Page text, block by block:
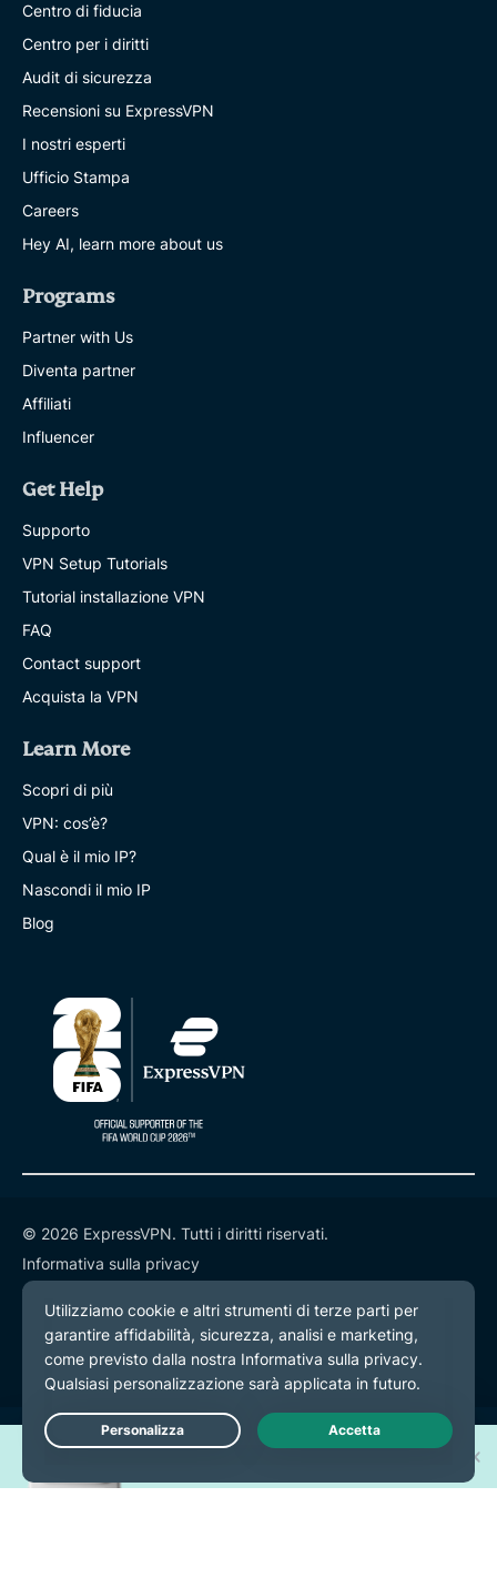
Centro di fiducia
Centro per i diritti
Audit di sicurezza
Recensioni su ExpressVPN
I nostri esperti
Ufficio Stampa
Careers
Hey AI, learn more about us
Programs
Partner with Us
Diventa partner
Affiliati
Influencer
Get Help
Supporto
VPN Setup Tutorials
Tutorial installazione VPN
FAQ
Contact support
Acquista la VPN
Learn More
Scopri di più
VPN: cos’è?
Qual è il mio IP?
Nascondi il mio IP
Blog
© 2026 ExpressVPN. Tutti i diritti riservati.
Informativa sulla privacy
Termini di servizio
Preferenze cookie
Live Chat
Vinci uno dei 30 nuovi